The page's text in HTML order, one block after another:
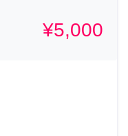
¥5,000